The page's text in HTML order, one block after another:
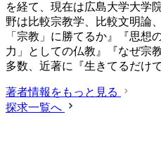
を経て、現在は広島大学大学
野は比較宗教学、比較文明論
「宗教」に勝てるか』『思想
力」としての仏教』『なぜ宗
多数、近著に『生きてるだけ
著者情報をもっと見る
探求一覧へ